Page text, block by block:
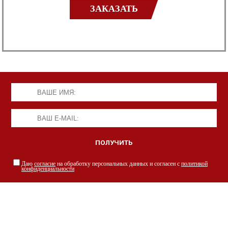
ЗАКАЗАТЬ
Даю согласие на обработку персональных данных и согласен с политикой
конфиденциальности